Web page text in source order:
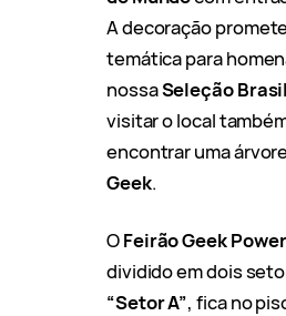
A decoração
temática para
nossaSeleção
visitar o local
encontrar uma
Geek.
OFeirão Geek
dividido em dois
“Setor A”, fica no